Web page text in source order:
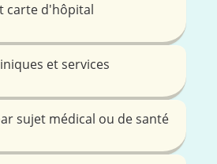
carte d'hôpital
et services
sujet médical ou de santé